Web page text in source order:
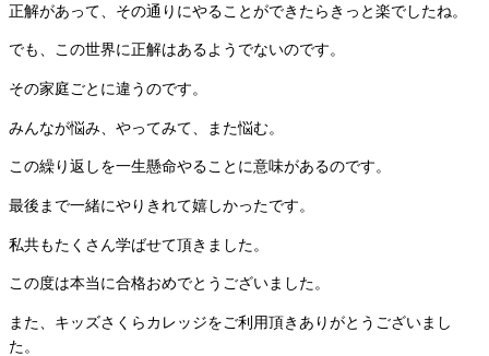
正解があって、その通りにやることができたらきっと楽でしたね。
でも、この世界に正解はあるようでないのです。
その家庭ごとに違うのです。
みんなが悩み、やってみて、また悩む。
この繰り返しを一生懸命やることに意味があるのです。
最後まで一緒にやりきれて嬉しかったです。
私共もたくさん学ばせて頂きました。
この度は本当に合格おめでとうございました。
また、キッズさくらカレッジをご利用頂きありがとうございまし
た。